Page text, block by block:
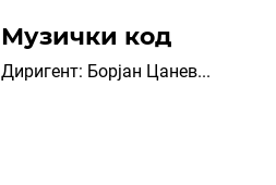
Музички код
Диригент: Борјан Цанев...